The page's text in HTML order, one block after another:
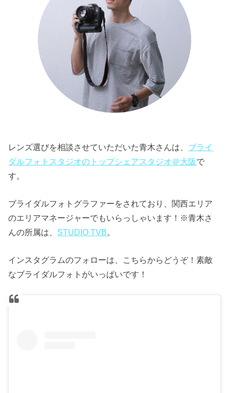
レンズ選びを相談させていただいた青木さんは、 ブライ
ダルフォトスタジオのトップシェアスタジオ＠大阪で
す。
ブライダルフォトグラファーをされており、関西エリア
のエリアマネージャーでもいらっしゃいます！※青木さ
んの所属は、 STUDIO TVB。
インスタグラムのフォローは、こちらからどうぞ！素敵
なブライダルフォトがいっぱいです！